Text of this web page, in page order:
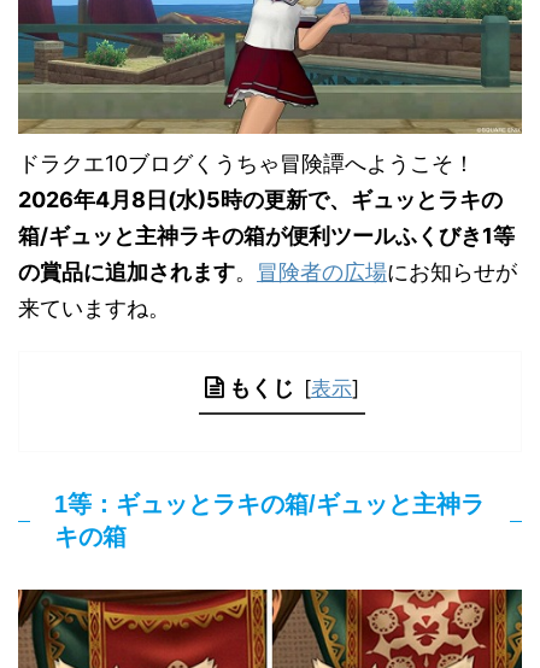
ドラクエ10ブログくうちゃ冒険譚へようこそ！
2026年4月8日(水)5時の更新で、ギュッとラキの
箱/ギュッと主神ラキの箱が便利ツールふくびき1等
の賞品に追加されます。 冒険者の広場にお知らせが
来ていますね。
もくじ [表示]
1等：ギュッとラキの箱/ギュッと主神ラ
キの箱